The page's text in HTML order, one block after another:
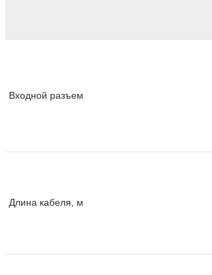
Входной разъем
Длина кабеля, м